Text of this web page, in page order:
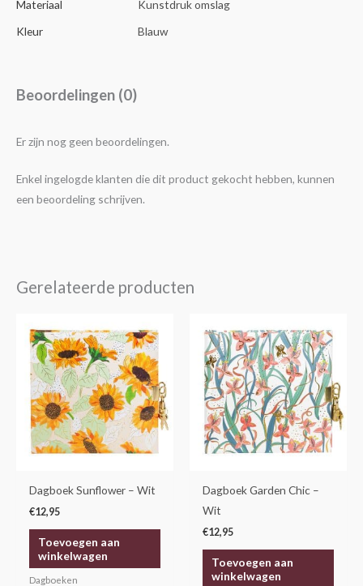
Materiaal
Kunstdruk omslag
Kleur
Blauw
Beoordelingen (0)
Er zijn nog geen beoordelingen.
Enkel ingelogde klanten die dit product gekocht hebben, kunnen
een beoordeling schrijven.
Gerelateerde producten
Dagboek Sunflower – Wit
€12,95
Toevoegen aan
winkelwagen
Dagboeken
Dagboek Garden Chic –
Wit
€12,95
Toevoegen aan
winkelwagen